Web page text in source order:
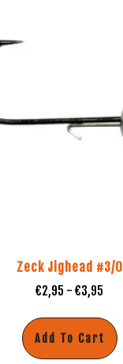
Zeck Jighead #3/0
€2,95 - €3,95
Add To Cart